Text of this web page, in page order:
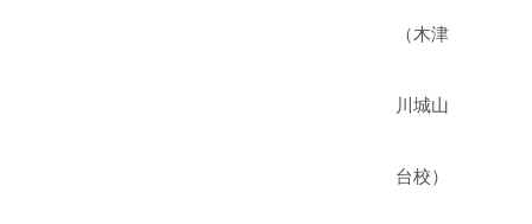
（木津
川城山
台校）